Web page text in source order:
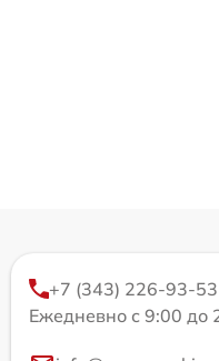
+7 (343) 226-93-53
Ежедневно с 9:00 до